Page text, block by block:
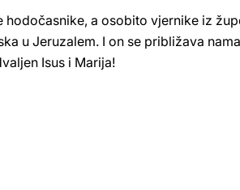
a osobito vjernike iz
u Jeruzalem. I on se približava
Isus i Marija!